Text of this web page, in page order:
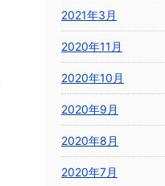
2021年3月
2020年11月
2020年10月
2020年9月
2020年8月
2020年7月